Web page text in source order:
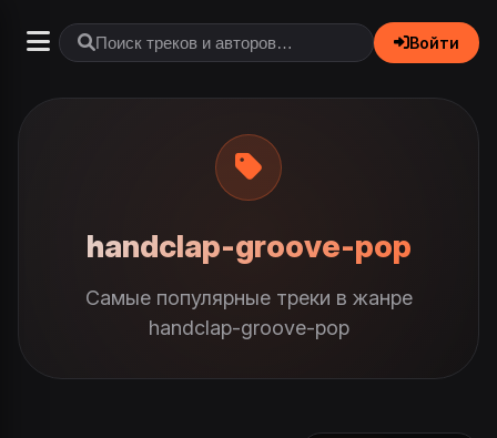
Войти
handclap-groove-pop
Самые популярные треки в жанре
handclap-groove-pop